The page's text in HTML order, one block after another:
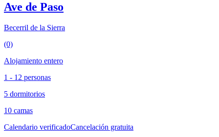
Ave de Paso
Becerril de la Sierra
(0)
Alojamiento entero
1 - 12 personas
5 dormitorios
10 camas
Calendario verificadoCancelación gratuita